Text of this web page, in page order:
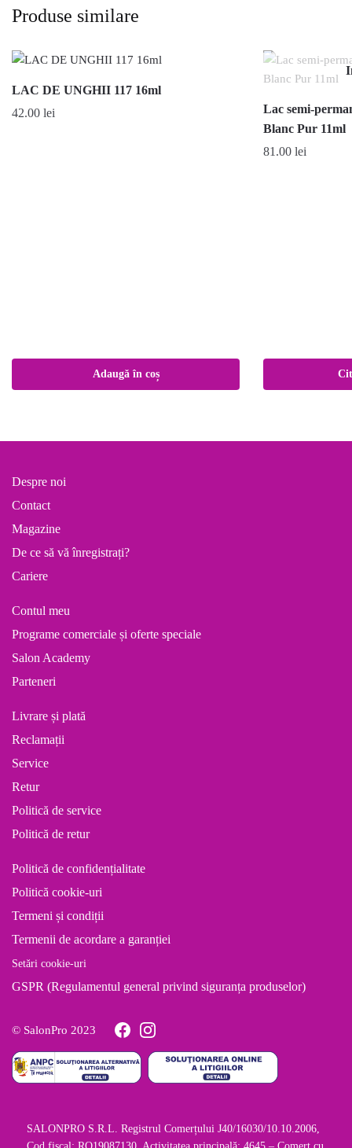
Produse similare
LAC DE UNGHII 117 16ml
42.00 lei
Adaugă în coș
Lac semi-
Blanc Pur 11ml
81.00 lei
Despre noi
Contact
Magazine
De ce să vă înregistrați?
Cariere
Contul meu
Programe comerciale și oferte speciale
Salon Academy
Parteneri
Livrare și plată
Reclamații
Service
Retur
Politică de service
Politică de retur
Politică de confidențialitate
Politică cookie-uri
Termeni și condiții
Termenii de acordare a garanției
Setări cookie-uri
GSPR (Regulamentul general privind siguranța produselor)
© SalonPro 2023
SALONPRO S.R.L. Registrul Comerțului J40/16030/10.10.2006,